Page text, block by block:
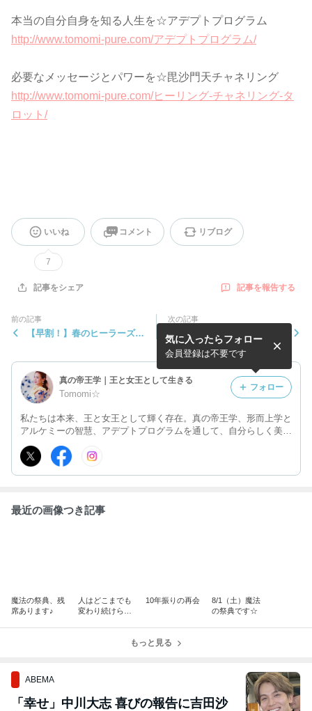
本当の自分自身を知る人生を☆アデプトプログラム
http://www.tomomi-pure.com/アデプトプログラム/
必要なメッセージとパワーを☆毘沙門天チャネリング
http://www.tomomi-pure.com/ヒーリング-チャネリング-タ
ロット/
いいね
7
コメント リブログ
記事をシェア 記事を報告する
前の記事
【早割！】春のヒーラーズア
次の記事
真の帝王学｜王と女王として生きる
Tomomi☆
私たちは本来、王と女王として輝く存在。真の帝王学、形而上学と
アルケミーの智慧、アデプトプログラムを通して、自分らしく美を
表現し、人生の主人公として豊かに生きる叡智をお伝えしていま
気に入ったらフォロー
会員登録は不要です
フォロー
最近の画像つき記事
魔法の祭典、残
席あります♪
人はどこまでも
変わり続けられ
10年振りの再会
8/1（土）魔法
の祭典です☆
もっと見る
ABEMA
「幸せ」中川大志 喜びの報告に吉田沙